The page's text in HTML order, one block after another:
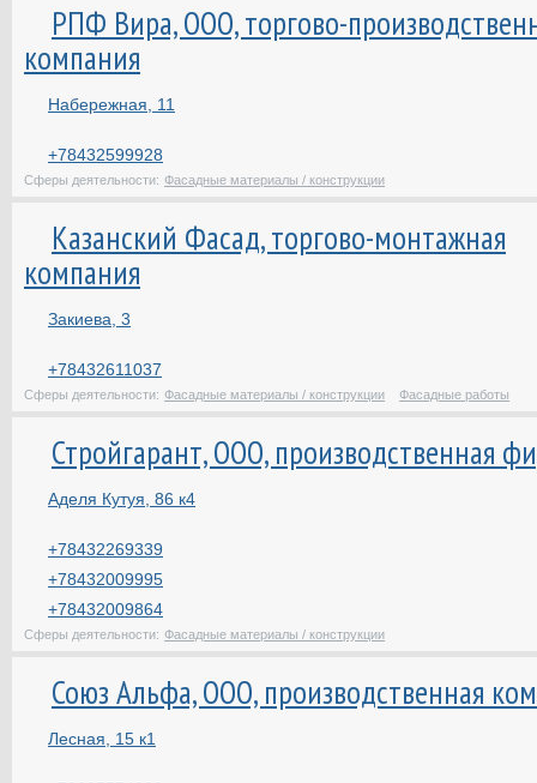
РПФ Вира, ООО, торгово-
компания
Набережная, 11
+78432599928
Сферы деятельности: Фасадные материалы / конструкции
Казанский Фасад, торгово-монтажная
компания
Закиева, 3
+78432611037
Сферы деятельности: Фасадные материалы / конструкции Фасадные работы
Стройгарант, ООО, производственная
Аделя Кутуя, 86 к4
+78432269339
+78432009995
+78432009864
Сферы деятельности: Фасадные материалы / конструкции
Союз Альфа, ООО, производственная
Лесная, 15 к1